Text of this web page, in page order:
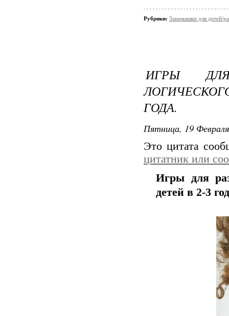
Рубрики: Занимашки для детей/
ИГРЫ
ГОДА.
Пятница, 19
Это цитата
цитатник или
Игры для
детей в 2-3